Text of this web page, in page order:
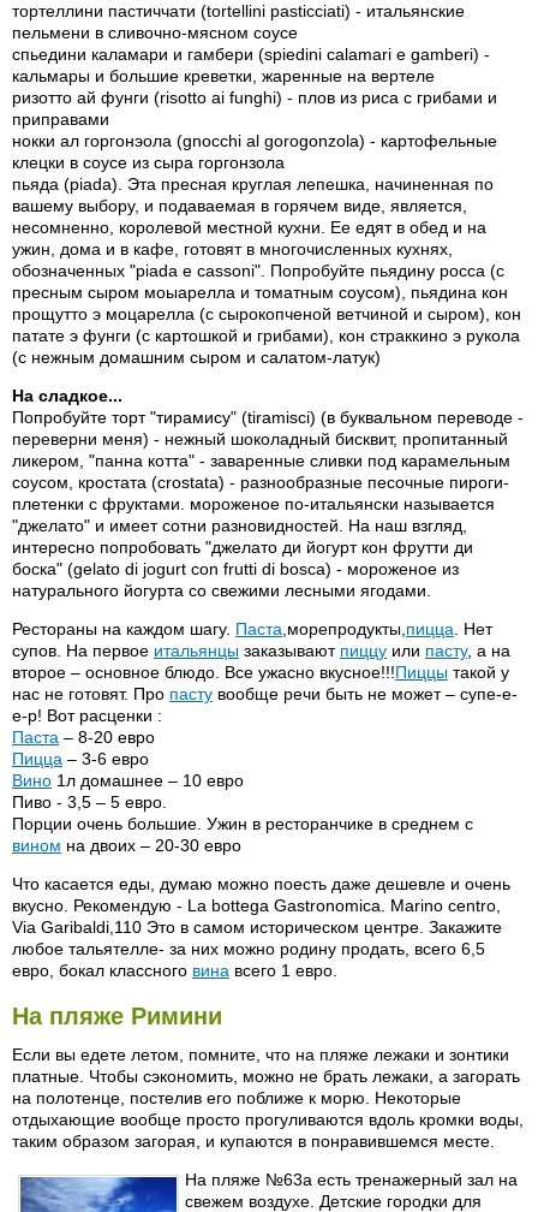
тортеллини пастиччати (tortellini pasticciati) - итальянские
пельмени в сливочно-мясном соусе
спьедини каламари и гамбери (spiedini calamari e gamberi) -
кальмары и большие креветки, жаренные на вертеле
ризотто ай фунги (risotto ai funghi) - плов из риса с грибами и
приправами
нокки ал горгонэола (gnocchi al gorogonzola) - картофельные
клецки в соусе из сыра горгонзола
пьяда (piada). Эта пресная круглая лепешка, начиненная по
вашему выбору, и подаваемая в горячем виде, является,
несомненно, королевой местной кухни. Ее едят в обед и на
ужин, дома и в кафе, готовят в многочисленных кухнях,
обозначенных "piada e cassoni". Попробуйте пьядину росса (с
пресным сыром моыарелла и томатным соусом), пьядина кон
прощутто э моцарелла (с сырокопченой ветчиной и сыром), кон
патате э фунги (с картошкой и грибами), кон страккино э рукола
(с нежным домашним сыром и салатом-латук)
На сладкое...
Попробуйте торт "тирамису" (tiramisci) (в буквальном переводе -
переверни меня) - нежный шоколадный бисквит, пропитанный
ликером, "панна котта" - заваренные сливки под карамельным
соусом, кростата (crostata) - разнообразные песочные пироги-
плетенки с фруктами. мороженое по-итальянски называется
"джелато" и имеет сотни разновидностей. На наш взгляд,
интересно попробовать "джелато ди йогурт кон фрутти ди
боска" (gelato di jogurt con frutti di bosca) - мороженое из
натурального йогурта со свежими лесными ягодами.
Рестораны на каждом шагу. Паста ,морепродукты, пицца . Нет
супов. На первое итальянцы заказывают пиццу или пасту, а на
второе – основное блюдо. Все ужасно вкусное!!!Пиццы такой у
нас не готовят. Про пасту вообще речи быть не может – супе-е-
е-р! Вот расценки :
Паста – 8-20 евро
Пицца – 3-6 евро
Вино 1л домашнее – 10 евро
Пиво - 3,5 – 5 евро.
Порции очень большие. Ужин в ресторанчике в среднем с
вином на двоих – 20-30 евро
Что касается еды, думаю можно поесть даже дешевле и очень
вкусно. Рекомендую - La bottega Gastronomica. Marino centro,
Via Garibaldi,110 Это в самом историческом центре. Закажите
любое тальятелле- за них можно родину продать, всего 6,5
евро, бокал классного вина всего 1 евро.
На пляже Римини
Если вы едете летом, помните, что на пляже лежаки и зонтики
платные. Чтобы сэкономить, можно не брать лежаки, а загорать
на полотенце, постелив его поближе к морю. Некоторые
отдыхающие вообще просто прогуливаются вдоль кромки воды,
таким образом загорая, и купаются в понравившемся месте.
На пляже №63а есть тренажерный зал на
свежем воздухе. Детские городки для